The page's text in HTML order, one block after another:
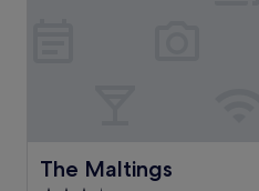
The Maltings
The Maltings